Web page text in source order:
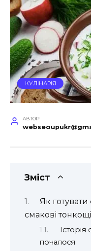
КУЛІНАРІЯ
АВТОР
Зміст
Як
смакові тонкощі
почалося